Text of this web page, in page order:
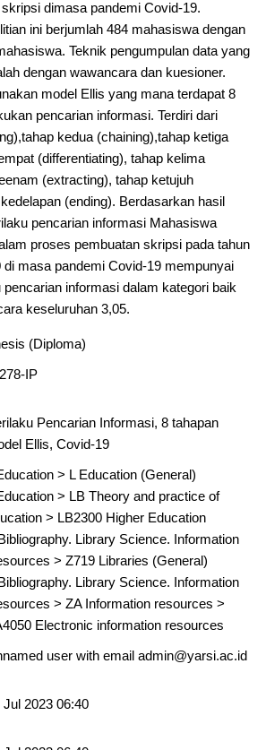
dimasa pandemi Covid-19.
ini berjumlah 484 mahasiswa dengan
Teknik pengumpulan data yang
dengan wawancara dan kuesioner.
model Ellis yang mana terdapat 8
pencarian informasi. Terdiri dari
kedua (chaining),tahap ketiga
(differentiating), tahap kelima
(extracting), tahap ketujuh
(ending). Berdasarkan hasil
pencarian informasi Mahasiswa
proses pembuatan skripsi pada tahun
masa pandemi Covid-19 mempunyai
informasi dalam kategori baik
keseluruhan 3,05.
(Diploma)
IP
Pencarian Informasi, 8 tahapan
Ellis, Covid-19
> L Education (General)
> LB Theory and practice of
> LB2300 Higher Education
Library Science. Information
> Z719 Libraries (General)
Library Science. Information
> ZA Information resources >
Electronic information resources
user with email admin@yarsi.ac.id
Jul 2023 06:40